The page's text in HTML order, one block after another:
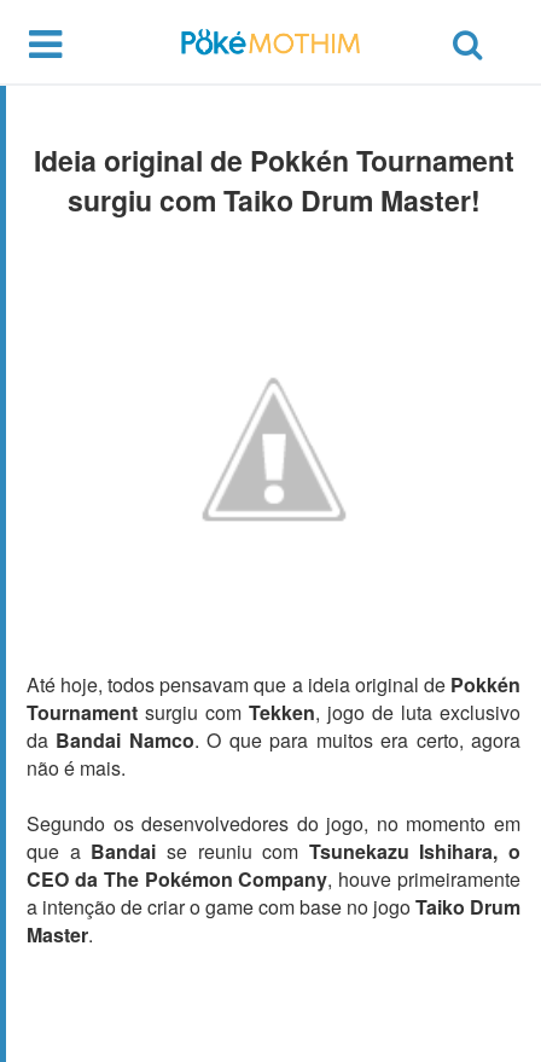
Ideia original de Pokkén Tournament
surgiu com Taiko Drum Master!
Até hoje, todos pensavam que a ideia original de Pokkén
Tournament surgiu com Tekken, jogo de luta exclusivo
da Bandai Namco. O que para muitos era certo, agora
não é mais.
Segundo os desenvolvedores do jogo, no momento em
que a Bandai se reuniu com Tsunekazu Ishihara, o
CEO da The Pokémon Company, houve primeiramente
a intenção de criar o game com base no jogoTaiko Drum
Master.